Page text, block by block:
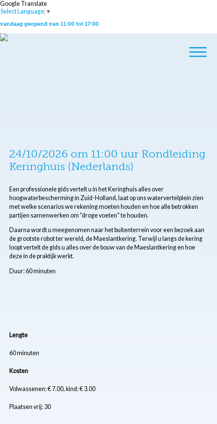
Google Translate
Select Language ▼
vandaag geopend van 11:00 tot 17:00
24/10/2026 om 11:00 uur Rondleiding
Keringhuis (Nederlands)
Een professionele gids vertelt u in het Keringhuis alles over
hoogwaterbescherming in Zuid-Holland, laat op ons watervertelplein zien
met welke scenarios we rekening moeten houden en hoe alle betrokken
partijen samenwerken om "droge voeten" te houden.
Daarna wordt u meegenomen naar het buitenterrein voor een bezoek aan
de grootste robot ter wereld, de Maeslantkering. Terwijl u langs de kering
loopt vertelt de gids u alles over de bouw van de Maeslantkering en hoe
deze in de praktijk werkt.
Duur: 60 minuten
Lengte
60 minuten
Kosten
Volwassenen: € 7.00, kind: € 3.00
Plaatsen vrij: 30